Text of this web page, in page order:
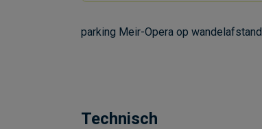
parking Meir-Opera op wandelafstand
Technisch